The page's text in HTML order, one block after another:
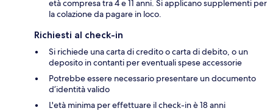
età compresa tra 4 e 11 anni. Si applicano supplementi per
la colazione da pagare in loco.
Richiesti al check-in
Si richiede una carta di credito o carta di debito, o un
deposito in contanti per eventuali spese accessorie
Potrebbe essere necessario presentare un documento
d’identità valido
L'età minima per effettuare il check-in è 18 anni